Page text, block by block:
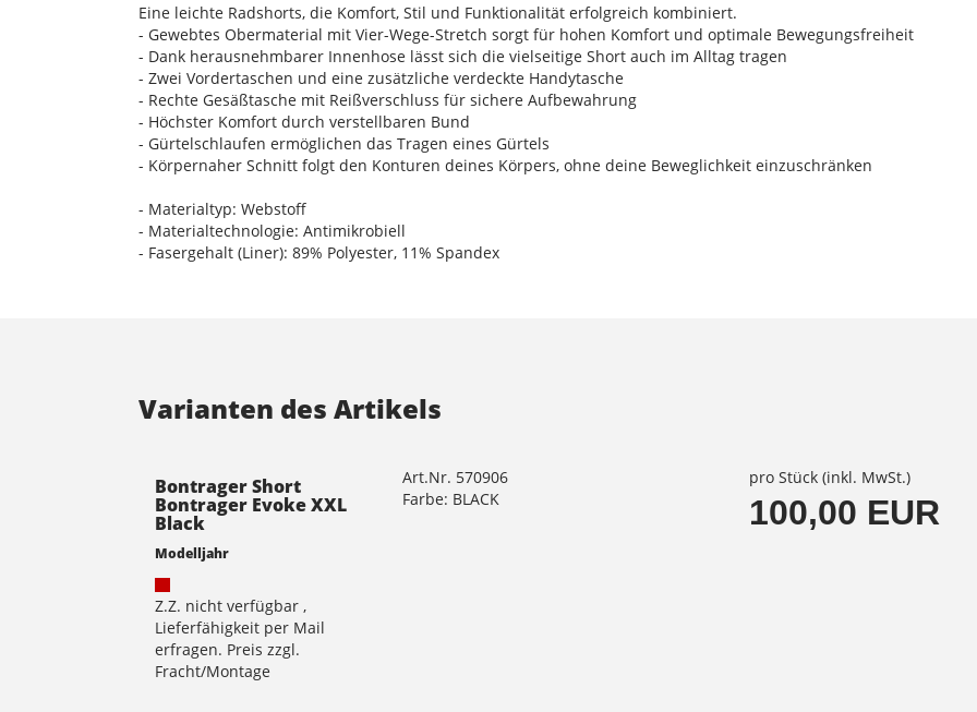
Eine leichte Radshorts, die Komfort, Stil und Funktionalität erfolgreich kombiniert.
- Gewebtes Obermaterial mit Vier-Wege-Stretch sorgt für hohen Komfort und optimale Bewegungsfreiheit
- Dank herausnehmbarer Innenhose lässt sich die vielseitige Short auch im Alltag tragen
- Zwei Vordertaschen und eine zusätzliche verdeckte Handytasche
- Rechte Gesäßtasche mit Reißverschluss für sichere Aufbewahrung
- Höchster Komfort durch verstellbaren Bund
- Gürtelschlaufen ermöglichen das Tragen eines Gürtels
- Körpernaher Schnitt folgt den Konturen deines Körpers, ohne deine Beweglichkeit einzuschränken
- Materialtyp: Webstoff
- Materialtechnologie: Antimikrobiell
- Fasergehalt (Liner): 89% Polyester, 11% Spandex
Varianten des Artikels
Bontrager Short
Bontrager Evoke XXL
Black
Modelljahr
Z.Z. nicht verfügbar ,
Lieferfähigkeit per Mail
erfragen. Preis zzgl.
Fracht/Montage
Art.Nr. 570906
Farbe: BLACK
pro Stück (inkl. MwSt.)
100,00 EUR